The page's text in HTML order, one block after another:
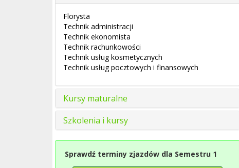
Florysta
Technik administracji
Technik ekonomista
Technik rachunkowości
Technik usług kosmetycznych
Technik usług pocztowych i finansowych
Kursy maturalne
Szkolenia i kursy
Sprawdź terminy zjazdów dla Semestru 1